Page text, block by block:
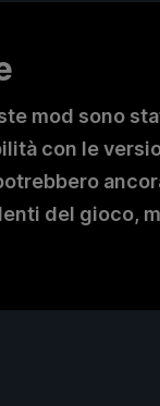
mod sono
con le
del gioco,